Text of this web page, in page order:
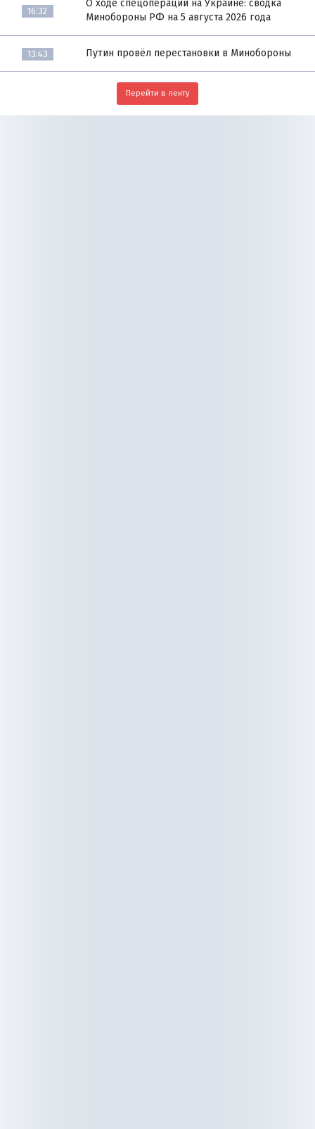
16:32
О ходе спецоперации на Украине: сводка
Минобороны РФ на 5 августа 2026 года
13:43 Путин провёл перестановки в Минобороны
Перейти в ленту